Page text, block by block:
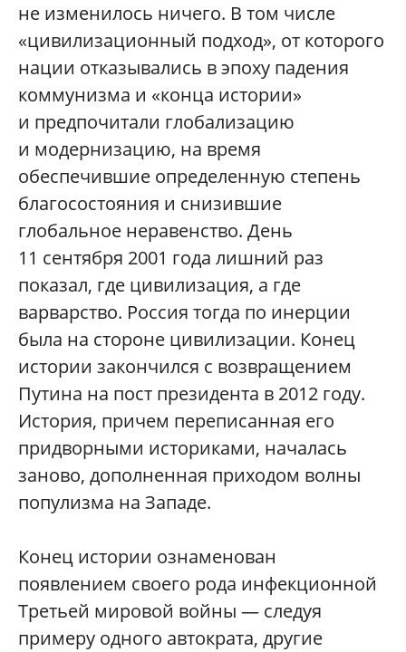
не изменилось ничего. В том числе
«цивилизационный подход», от которого
нации отказывались в эпоху падения
коммунизма и «конца истории»
и предпочитали глобализацию
и модернизацию, на время
обеспечившие определенную степень
благосостояния и снизившие
глобальное неравенство. День
11 сентября 2001 года лишний раз
показал, где цивилизация, а где
варварство. Россия тогда по инерции
была на стороне цивилизации. Конец
истории закончился с возвращением
Путина на пост президента в 2012 году.
История, причем переписанная его
придворными историками, началась
заново, дополненная приходом волны
популизма на Западе.
Конец истории ознаменован
появлением своего рода инфекционной
Третьей мировой вой­ны — следуя
примеру одного автократа, другие